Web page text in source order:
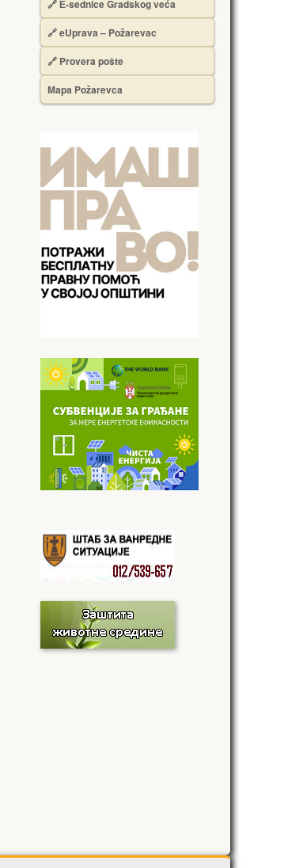
🔗 Е-sednice Gradskog veća
🔗 eUprava – Požarevac
🔗 Provera pošte
Mapa Požarevca